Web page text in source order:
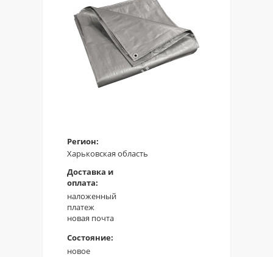
Регион:
Харьковская область
Доставка и
оплата:
наложенный
платеж
новая почта
Состояние:
новое